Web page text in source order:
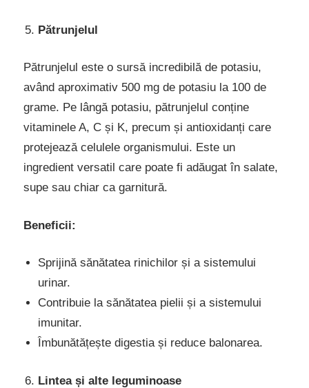
Pătrunjelul
Pătrunjelul este o sursă incredibilă de potasiu,
având aproximativ 500 mg de potasiu la 100 de
grame. Pe lângă potasiu, pătrunjelul conține
vitaminele A, C și K, precum și antioxidanți care
protejează celulele organismului. Este un
ingredient versatil care poate fi adăugat în salate,
supe sau chiar ca garnitură.
Beneficii:
Sprijină sănătatea rinichilor și a sistemului
urinar.
Contribuie la sănătatea pielii și a sistemului
imunitar.
Îmbunătățește digestia și reduce balonarea.
Lintea și alte leguminoase